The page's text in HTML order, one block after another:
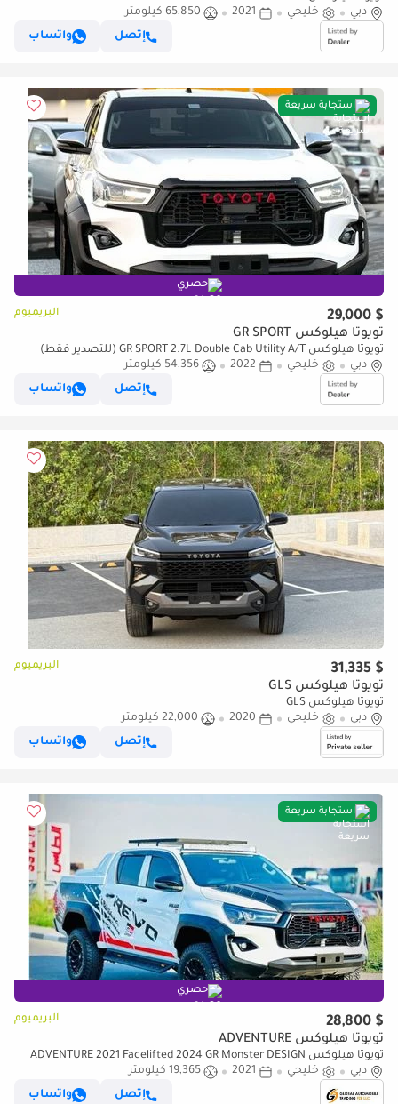
دبي
خليجي 2021
65,850 كيلومتر
إتصل
واتساب
استجابة سريعة
حصري
$ 29,000 البريميوم
تويوتا هيلوكس GR SPORT
تويوتا هيلوكس GR SPORT 2.7L Double Cab Utility A/T (للتصدير فقط)
دبي
خليجي 2022
54,356 كيلومتر
إتصل
واتساب
$ 31,335 البريميوم
تويوتا هيلوكس GLS
تويوتا هيلوكس GLS
دبي
خليجي 2020
22,000 كيلومتر
إتصل
واتساب
استجابة سريعة
حصري
$ 28,800 البريميوم
تويوتا هيلوكس ADVENTURE
تويوتا هيلوكس ADVENTURE 2021 Facelifted 2024 GR Monster DESIGN
Full Option Top Of The Range (للتصدير فقط)
دبي خليجي 2021
19,365 كيلومتر
إتصل
واتساب